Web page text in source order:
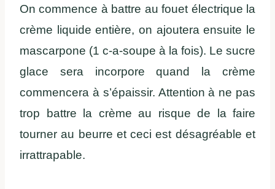
On commence à battre au fouet électrique la
crème liquide entière, on ajoutera ensuite le
mascarpone (1 c-a-soupe à la fois). Le sucre
glace sera incorpore quand la crème
commencera à s’épaissir. Attention à ne pas
trop battre la crème au risque de la faire
tourner au beurre et ceci est désagréable et
irrattrapable.